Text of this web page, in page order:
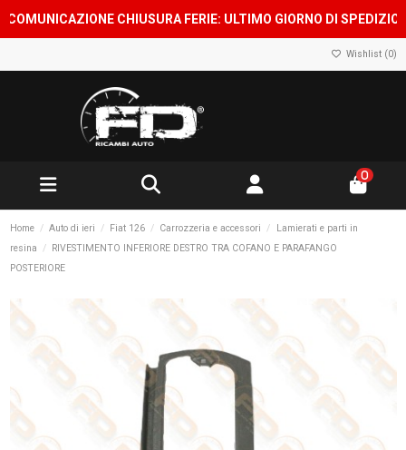
CHIUSURA FERIE: ULTIMO GIORNO DI
Wishlist (0)
0
Home Auto di ieri Fiat 126 Carrozzeria e accessori
Lamierati e parti in
resina
RIVESTIMENTO INFERIORE DESTRO TRA COFANO E PARAFANGO
POSTERIORE